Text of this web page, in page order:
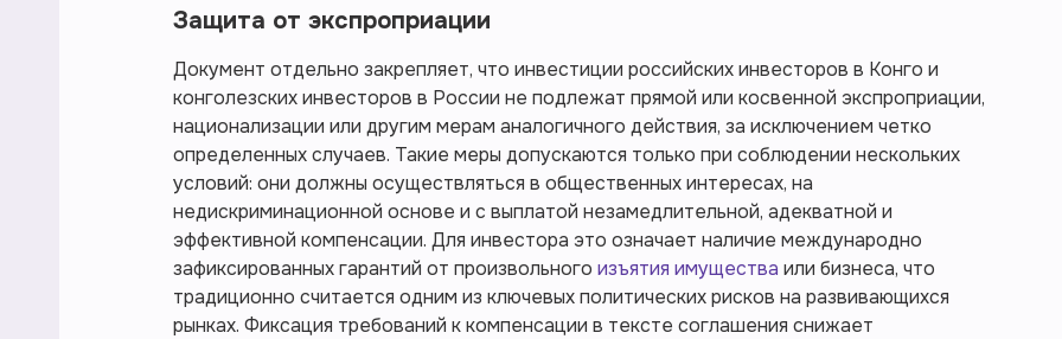
Защита от экспроприации
Документ отдельно закрепляет, что инвестиции российских инвесторов в Конго и
конголезских инвесторов в России не подлежат прямой или косвенной экспроприации,
национализации или другим мерам аналогичного действия, за исключением четко
определенных случаев. Такие меры допускаются только при соблюдении нескольких
условий: они должны осуществляться в общественных интересах, на
недискриминационной основе и с выплатой незамедлительной, адекватной и
эффективной компенсации. Для инвестора это означает наличие международно
зафиксированных гарантий от произвольного изъятия имущества или бизнеса, что
традиционно считается одним из ключевых политических рисков на развивающихся
рынках. Фиксация требований к компенсации в тексте соглашения снижает